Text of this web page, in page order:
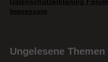
Impressum
Ungelesene Themen